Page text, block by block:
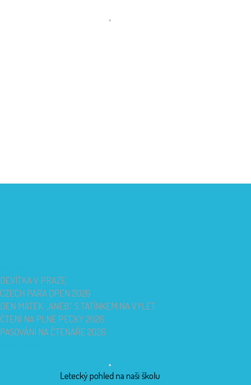
DEVÍTKA V PRAZE
CZECH PARA OPEN 2026
DEN MATEK „ANEB“ S TATÍNKEM NA VÝLET
ČTENÍ NA PLNÉ PECKY 2026
PASOVÁNÍ NA ČTENÁŘE 2026
Letecký pohled na naši školu